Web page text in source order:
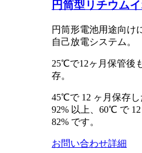
円筒型リチウム
円筒形電池用途向け
自己放電システム。
25℃で12ヶ月保管後
存。
45℃で 12 ヶ月保存
92% 以上、60℃ で
82% です。
お問い合わせ詳細